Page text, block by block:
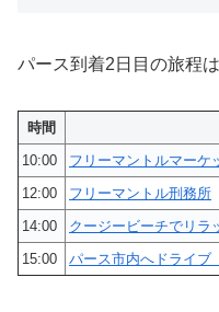
パース到着2日目の旅程は
時間
10:00
フリーマントルマーケ
12:00
フリーマントル刑務所
14:00
クージービーチでリラ
15:00
パース市内へドライブ